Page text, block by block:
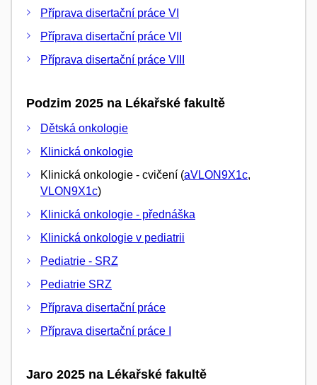
Příprava disertační práce VI
Příprava disertační práce VII
Příprava disertační práce VIII
Podzim 2025 na Lékařské fakultě
Dětská onkologie
Klinická onkologie
Klinická onkologie - cvičení (aVLON9X1c,
VLON9X1c)
Klinická onkologie - přednáška
Klinická onkologie v pediatrii
Pediatrie - SRZ
Pediatrie SRZ
Příprava disertační práce
Příprava disertační práce I
Jaro 2025 na Lékařské fakultě